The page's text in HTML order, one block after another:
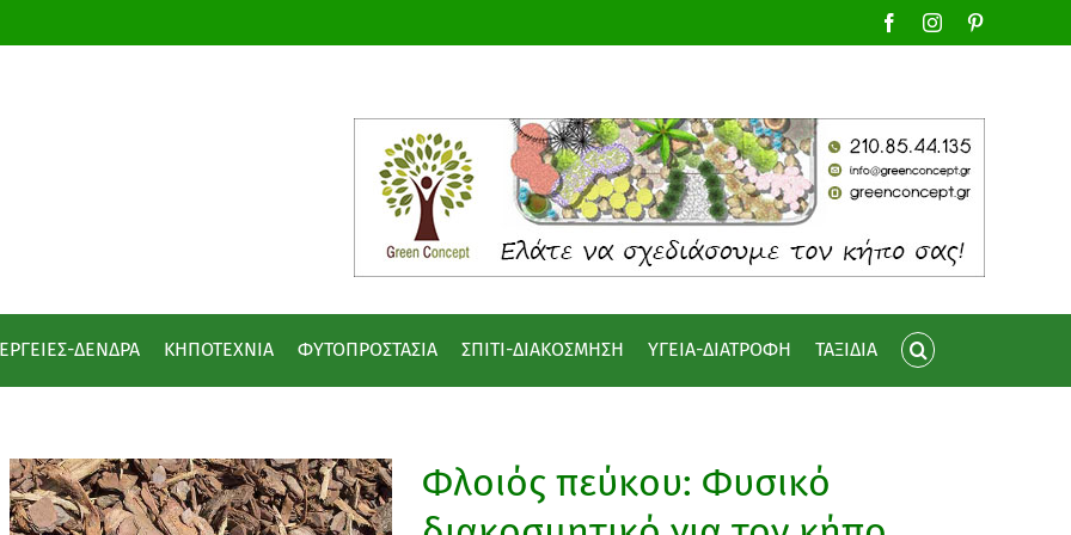
FacebookInstagram
ΔΕΝΔΡΑ ΚΗΠΟΤΕΧΝΙΑ ΦΥΤΟΠΡΟΣΤΑΣΙΑ ΣΠΙΤΙ-ΔΙΑΚΟΣΜΗΣΗ ΥΓΕΙΑ-ΔΙΑΤΡΟΦΗ ΤΑΞΙΔΙΑ
Φλοιός πεύκου: Φυσικό